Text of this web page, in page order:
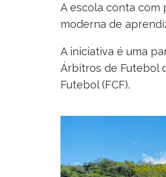
A escola conta com
moderna de
A iniciativa é uma
Árbitros de Futebol
Futebol (FCF).